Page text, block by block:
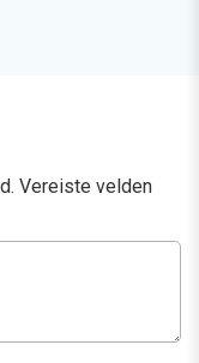
Vereiste velden